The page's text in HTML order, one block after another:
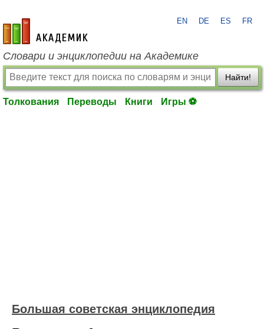
academic.ru
EN DE ES FR
Словари и энциклопедии на Академике
Найти!
Толкования Переводы Книги Игры ⚽
Большая советская энциклопедия